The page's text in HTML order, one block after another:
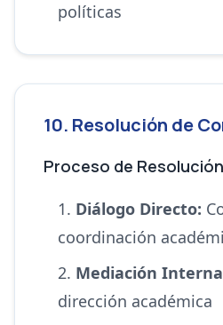
políticas
10. Resolución de
Proceso de
Diálogo Directo:
coordinación
Mediación
dirección académica